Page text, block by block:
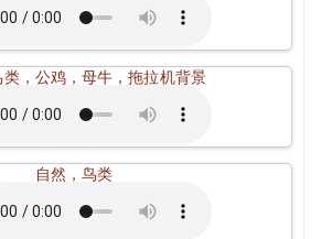
，公鸡，母牛，拖拉机背景
自然，鸟类